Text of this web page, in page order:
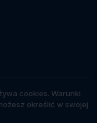
cookies. Warunki
określić w swojej